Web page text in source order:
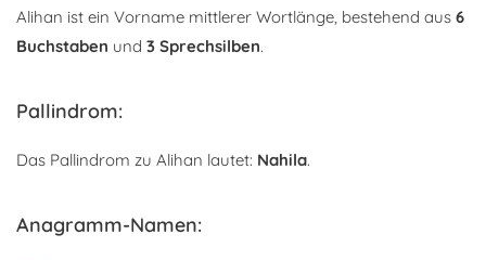
Alihan ist ein Vorname mittlerer Wortlänge, bestehend aus 6
Buchstaben und 3 Sprechsilben.
Pallindrom:
Das Pallindrom zu Alihan lautet: Nahila.
Anagramm-Namen: